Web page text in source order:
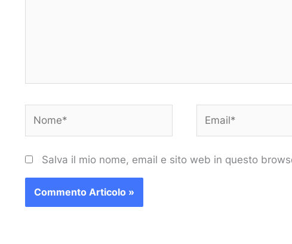
Salva il mio nome, email e sito web in questo